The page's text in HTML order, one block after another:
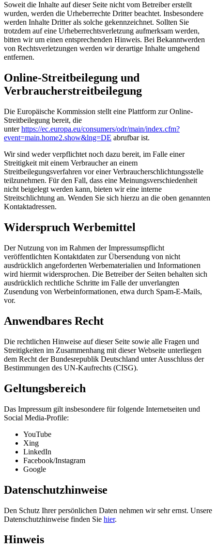
Soweit die Inhalte auf dieser Seite nicht vom Betreiber erstellt
wurden, werden die Urheberrechte Dritter beachtet. Insbesondere
werden Inhalte Dritter als solche gekennzeichnet. Sollten Sie
trotzdem auf eine Urheberrechtsverletzung aufmerksam werden,
bitten wir um einen entsprechenden Hinweis. Bei Bekanntwerden
von Rechtsverletzungen werden wir derartige Inhalte umgehend
entfernen.
Online-Streitbeilegung und
Verbraucherstreitbeilegung
Die Europäische Kommission stellt eine Plattform zur Online-
Streitbeilegung bereit, die
unterhttps://ec.europa.eu/consumers/odr/main/index.cfm?
event=main.home2.show&lng=DE abrufbar ist.
Wir sind weder verpflichtet noch dazu bereit, im Falle einer
Streitigkeit mit einem Verbraucher an einem
Streitbeilegungsverfahren vor einer Verbraucherschlichtungsstelle
teilzunehmen. Für den Fall, dass eine Meinungsverschiedenheit
nicht beigelegt werden kann, bieten wir eine interne
Streitschlichtung an. Wenden Sie sich hierzu an die oben genannten
Kontaktadressen.
Widerspruch Werbemittel
Der Nutzung von im Rahmen der Impressumspflicht
veröffentlichten Kontaktdaten zur Übersendung von nicht
ausdrücklich angeforderten Werbematerialien und Informationen
wird hiermit widersprochen. Die Betreiber der Seiten behalten sich
ausdrücklich rechtliche Schritte im Falle der unverlangten
Zusendung von Werbeinformationen, etwa durch Spam-E-Mails,
vor.
Anwendbares Recht
Die rechtlichen Hinweise auf dieser Seite sowie alle Fragen und
Streitigkeiten im Zusammenhang mit dieser Webseite unterliegen
dem Recht der Bundesrepublik Deutschland unter Ausschluss der
Bestimmungen des UN-Kaufrechts (CISG).
Geltungsbereich
Das Impressum gilt insbesondere für folgende Internetseiten und
Social Media-Profile:
YouTube
Xing
LinkedIn
Facebook/Instagram
Google
Datenschutzhinweise
Den Schutz Ihrer persönlichen Daten nehmen wir sehr ernst. Unsere
Datenschutzhinweise finden Sie hier.
Hinweis